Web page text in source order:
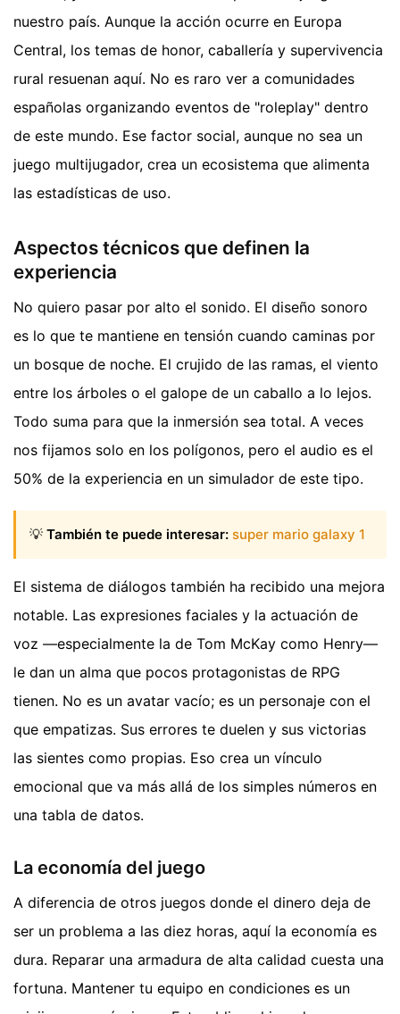
nuestro país. Aunque la acción ocurre en Europa
Central, los temas de honor, caballería y supervivencia
rural resuenan aquí. No es raro ver a comunidades
españolas organizando eventos de "roleplay" dentro
de este mundo. Ese factor social, aunque no sea un
juego multijugador, crea un ecosistema que alimenta
las estadísticas de uso.
Aspectos técnicos que definen la
experiencia
No quiero pasar por alto el sonido. El diseño sonoro
es lo que te mantiene en tensión cuando caminas por
un bosque de noche. El crujido de las ramas, el viento
entre los árboles o el galope de un caballo a lo lejos.
Todo suma para que la inmersión sea total. A veces
nos fijamos solo en los polígonos, pero el audio es el
50% de la experiencia en un simulador de este tipo.
💡 También te puede interesar: super mario galaxy 1
El sistema de diálogos también ha recibido una mejora
notable. Las expresiones faciales y la actuación de
voz —especialmente la de Tom McKay como Henry—
le dan un alma que pocos protagonistas de RPG
tienen. No es un avatar vacío; es un personaje con el
que empatizas. Sus errores te duelen y sus victorias
las sientes como propias. Eso crea un vínculo
emocional que va más allá de los simples números en
una tabla de datos.
La economía del juego
A diferencia de otros juegos donde el dinero deja de
ser un problema a las diez horas, aquí la economía es
dura. Reparar una armadura de alta calidad cuesta una
fortuna. Mantener tu equipo en condiciones es un